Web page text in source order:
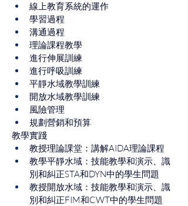
線上教育系統的運作
學習過程
溝通過程
理論課程教學
進行伸展訓練
進行呼吸訓練
平靜水域教學訓練
開放水域教學訓練
風險管理
規劃營銷和預算
教學實踐
教授理論課堂：講解AIDA理論課程
教學平靜水域：技能教學和演示、識
別和糾正STA和DYN中的學生問題
教授開放水域：技能教學和演示、識
別和糾正FIM和CWT中的學生問題